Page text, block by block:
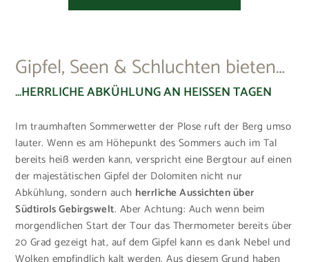
Gipfel, Seen & Schluchten bieten…
…HERRLICHE ABKÜHLUNG AN HEISSEN TAGEN
Im traumhaften Sommerwetter der Plose ruft der Berg umso
lauter. Wenn es am Höhepunkt des Sommers auch im Tal
bereits heiß werden kann, verspricht eine Bergtour auf einen
der majestätischen Gipfel der Dolomiten nicht nur
Abkühlung, sondern auch herrliche Aussichten über
Südtirols Gebirgswelt. Aber Achtung: Auch wenn beim
morgendlichen Start der Tour das Thermometer bereits über
20 Grad gezeigt hat, auf dem Gipfel kann es dank Nebel und